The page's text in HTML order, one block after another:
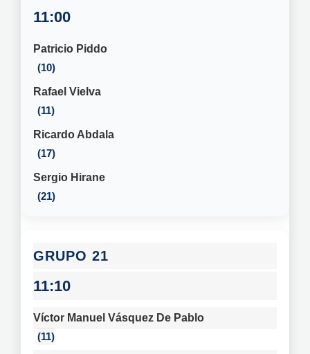
11:00
Patricio Piddo
10
Rafael Vielva
11
Ricardo Abdala
17
Sergio Hirane
21
21
11:10
Víctor Manuel Vásquez De Pablo
11